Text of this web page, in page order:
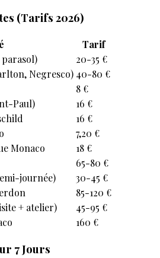
(Tarifs 2026)
Tarif
20-35 €
Negresco) 40-80 €
8 €
Paul)
16 €
16 €
7,20 €
Monaco
18 €
65-80 €
journée)
30-45 €
85-120 €
+ atelier)
45-95 €
160 €
7 Jours